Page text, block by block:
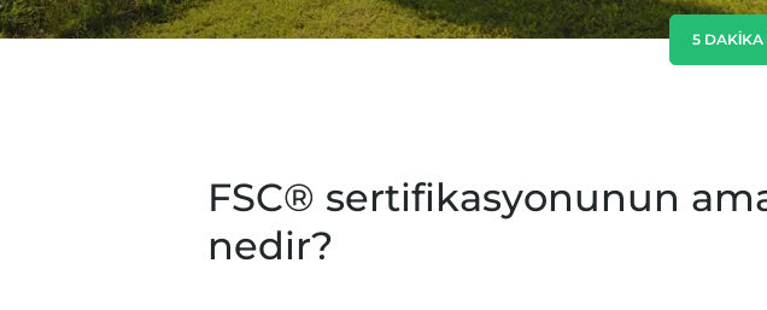
Hindistan
Japonya (Japonca)
5 DAKIKA
FSC® sertifikasyonunun
nedir?